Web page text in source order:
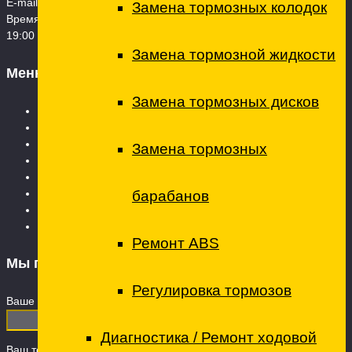
Замена тормозных колодок
Замена тормозной жидкости
Замена тормозных дисков
Замена тормозных
барабанов
Ремонт ABS
Регулировка тормозов
Диагностика / Ремонт ходовой
Время работы: Пн. – Сб.: 08:00 – 21:00 Воскресенье - 09:00 -
19:00
Меню
Технический центр
Ремонт коммерческого транспорта
Мы перезвоним
Ваше имя